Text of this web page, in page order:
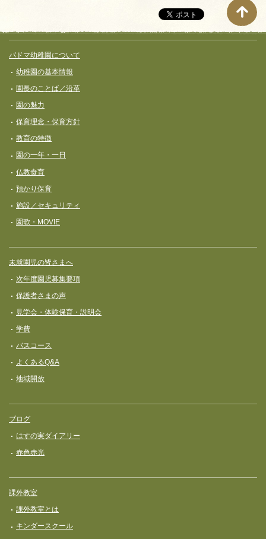
フッターコンテンツ
パドマ幼稚園について
幼稚園の基本情報
園長のことば／沿革
園の魅力
保育理念・保育⽅針
教育の特徴
園の一年・一日
仏教食育
預かり保育
施設／セキュリティ
園歌・MOVIE
未就園児の皆さまへ
次年度園児募集要項
保護者さまの声
見学会・体験保育・説明会
学費
バスコース
よくあるQ&A
地域開放
ブログ
はすの実ダイアリー
赤色赤光
課外教室
課外教室とは
キンダースクール